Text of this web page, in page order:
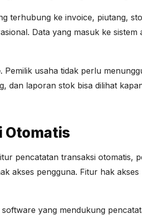
terhubung ke invoice, piutang,
Data yang masuk ke
. Pemilik usaha tidak perlu
laporan stok bisa dilihat
Otomatis
pencatatan transaksi otomatis,
akses pengguna. Fitur hak
yang mendukung